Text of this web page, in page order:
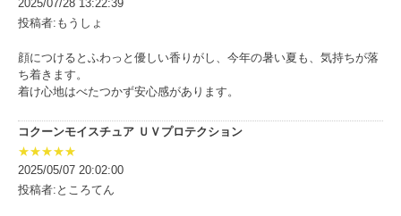
2025/07/28 13:22:39
投稿者:もうしょ
顔につけるとふわっと優しい香りがし、今年の暑い夏も、気持ちが落
ち着きます。
着け心地はべたつかず安心感があります。
コクーンモイスチュア ＵＶプロテクション
★★★★★
2025/05/07 20:02:00
投稿者:ところてん